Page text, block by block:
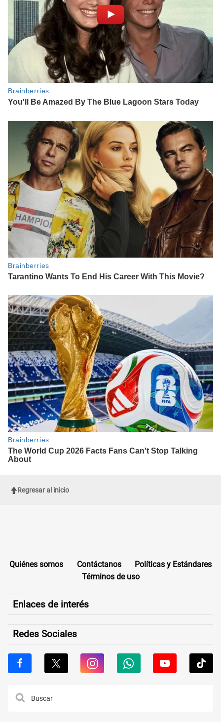
Regresar al inicio
Quiénes somos Contáctanos
Políticas y Estándares
Términos de uso
Enlaces de interés
Redes Sociales